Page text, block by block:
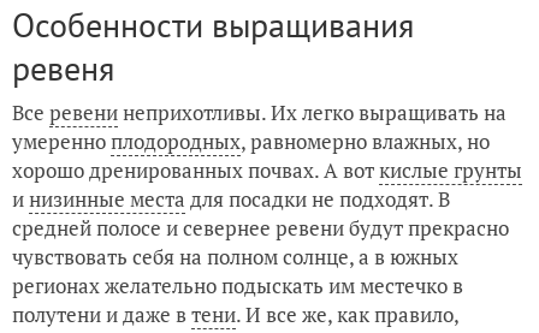
Особенности выращивания
ревеня
Все ревенинеприхотливы. Их легко выращивать на
умеренноплодородных, равномерно влажных, но
хорошо дренированных почвах. А воткислые грунты
инизинные места для посадки не подходят. В
средней полосе и севернее ревени будут прекрасно
чувствовать себя на полном солнце, а в южных
регионах желательно подыскать им местечко в
полутени и даже втени. И все же, как правило,